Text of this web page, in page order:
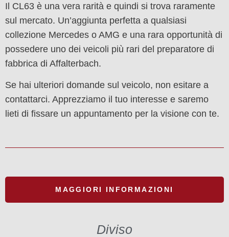
Il CL63 è una vera rarità e quindi si trova raramente
sul mercato. Un’aggiunta perfetta a qualsiasi
collezione Mercedes o AMG e una rara opportunità di
possedere uno dei veicoli più rari del preparatore di
fabbrica di Affalterbach.
Se hai ulteriori domande sul veicolo, non esitare a
contattarci. Apprezziamo il tuo interesse e saremo
lieti di fissare un appuntamento per la visione con te.
MAGGIORI INFORMAZIONI
Diviso